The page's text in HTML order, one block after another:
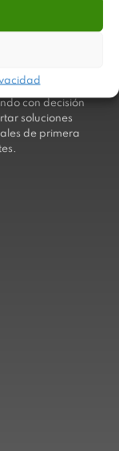
con decisión
soluciones
de primera